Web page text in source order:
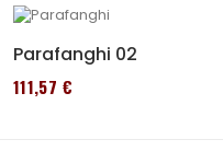
Parafanghi 02
111,57 €